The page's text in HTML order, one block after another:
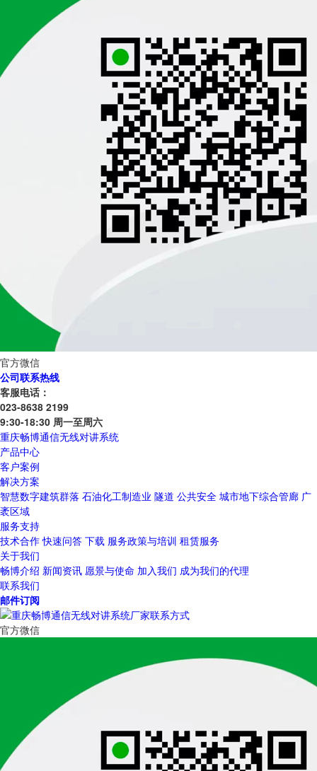
官方微信
公司联系热线
客服电话：
023-8638 2199
9:30-18:30 周一至周六
重庆畅博通信无线对讲系统
产品中心
客户案例
解决方案
智慧数字建筑群落 石油化工制造业 隧道 公共安全 城市地下综合管廊 广
袤区域
服务支持
技术合作 快速问答 下载 服务政策与培训 租赁服务
关于我们
畅博介绍 新闻资讯 愿景与使命 加入我们 成为我们的代理
联系我们
邮件订阅
官方微信